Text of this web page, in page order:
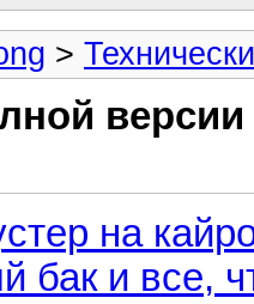
>
на
бак и все,